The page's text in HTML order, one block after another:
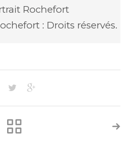
Rochefort
: Droits réservés.